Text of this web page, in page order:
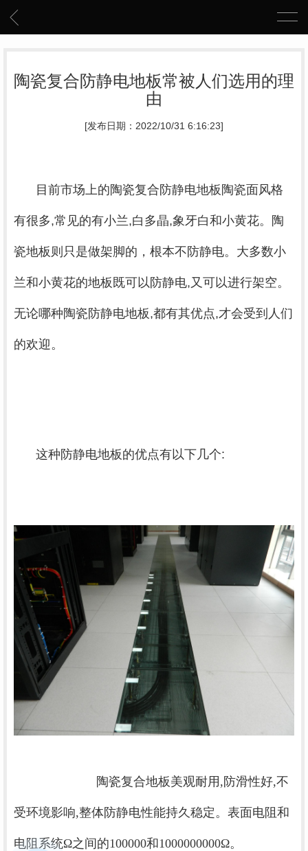
陶瓷复合防静电地板常被人们选用的理
由
[发布日期：2022/10/31 6:16:23]
目前市场上的陶瓷复合防静电地板陶瓷面风格
有很多,常见的有小兰,白多晶,象牙白和小黄花。陶
瓷地板则只是做架脚的，根本不防静电。大多数小
兰和小黄花的地板既可以防静电,又可以进行架空。
无论哪种陶瓷防静电地板,都有其优点,才会受到人们
的欢迎。
这种防静电地板的优点有以下几个:
受环境影响,整体防静电性能持久稳定。表面电阻和
电阻系统Ω之间的100000和1000000000Ω。